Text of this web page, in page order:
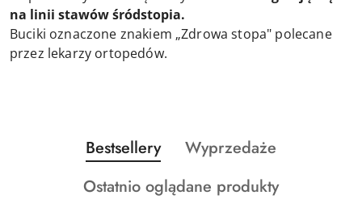
na linii stawów śródstopia.
Buciki oznaczone znakiem „Zdrowa stopa" polecane
przez lekarzy ortopedów.
Pomiń karuzelę produktów
Produkty
o
statusie:
Bestsellery
Produkty
statusie:
Wyprzedaże
Produkty
Ostatnio oglądane produkty